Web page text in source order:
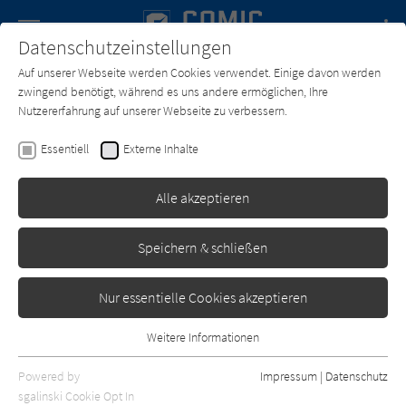
SUCHE Forum Charts Newsletter
Amanda Conner
Standard
nur rezensierte Titel anzeigen
Datenschutzeinstellungen
Auf unserer Webseite werden Cookies verwendet. Einige davon werden
zwingend benötigt, während es uns andere ermöglichen, Ihre
Nutzererfahrung auf unserer Webseite zu verbessern.
Essentiell Externe Inhalte
Alle akzeptieren
Speichern & schließen
Nur essentielle Cookies akzeptieren
Essentielle Cookies werden für grundlegende Funktionen der
Webseite benötigt. Dadurch ist gewährleistet, dass die Webseite
Weitere Informationen
Powered by
sgalinski Cookie Opt In
Impressum | Datenschutz